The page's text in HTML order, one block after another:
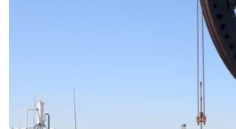
Bộ Quốc phòng Hàn Quốc
tạm thời đóng cửa phòng
để tiến hành khử trùng
đường hô hấp cấp COVID-